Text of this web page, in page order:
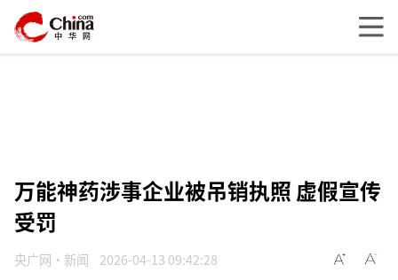
万能神药涉事企业被吊销执照 虚假宣传
受罚
央广网·新闻 2026-04-13 09:42:28